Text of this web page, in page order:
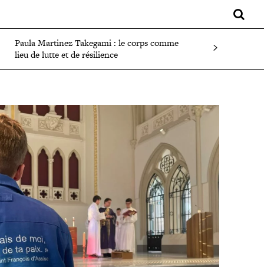
Paula Martinez Takegami : le corps comme
lieu de lutte et de résilience